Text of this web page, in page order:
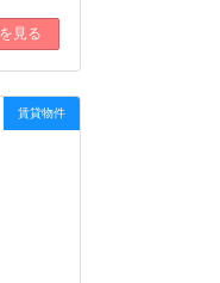
見る
賃貸物件